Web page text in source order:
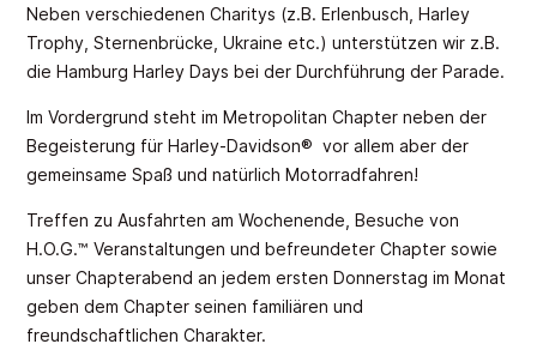
Neben verschiedenen Charitys (z.B. Erlenbusch, Harley
Trophy, Sternenbrücke, Ukraine etc.) unterstützen wir z.B.
die Hamburg Harley Days bei der Durchführung der Parade.
Im Vordergrund steht im Metropolitan Chapter neben der
Begeisterung für Harley-Davidson® vor allem aber der
gemeinsame Spaß und natürlich Motorradfahren!
Treffen zu Ausfahrten am Wochenende, Besuche von
H.O.G.™ Veranstaltungen und befreundeter Chapter sowie
unser Chapterabend an jedem ersten Donnerstag im Monat
geben dem Chapter seinen familiären und
freundschaftlichen Charakter.